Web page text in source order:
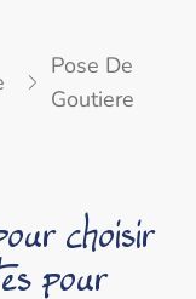
Pose De
Goutiere
choisir
pour